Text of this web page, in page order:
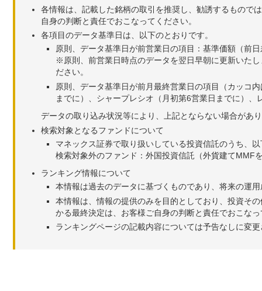
各情報は、記載した銘柄の取引を推奨し、勧誘するもので
自身の判断と責任でおこなってください。
各項目のデータ基準日は、以下のとおりです。
原則、データ基準日が前営業日の項目：基準価額（前
※原則、前営業日時点のデータを翌日早朝に更新いた
ださい。
原則、データ基準日が前月最終営業日の項目（カッコ
までに）、シャープレシオ（月初第6営業日までに）
データの取り込み状況等により、上記とならない場合があ
検索対象となるファンドについて
マネックス証券で取り扱いしている投資信託のうち、
検索対象外のファンド：外国投資信託（外貨建てMMF
ランキング情報について
本情報は過去のデータに基づくものであり、将来の運
本情報は、情報の提供のみを目的としており、投資そ
かる最終決定は、お客様ご自身の判断と責任でおこな
ランキングページの記載内容については予告なしに変